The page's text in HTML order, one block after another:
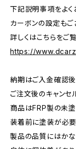
下記説明事項をよく
カーボンの設定もご
詳しくはこちらをご
https://
納期はご入金確認後
ご注文後のキャンセ
商品はFRP製の未塗
装着前に塗装が必要
製品の品質にはかな